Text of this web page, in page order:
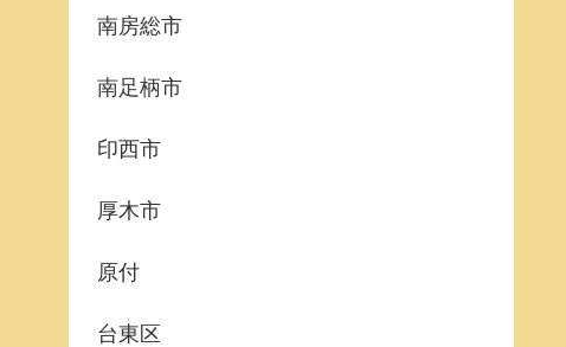
南房総市
南足柄市
印西市
厚木市
原付
台東区